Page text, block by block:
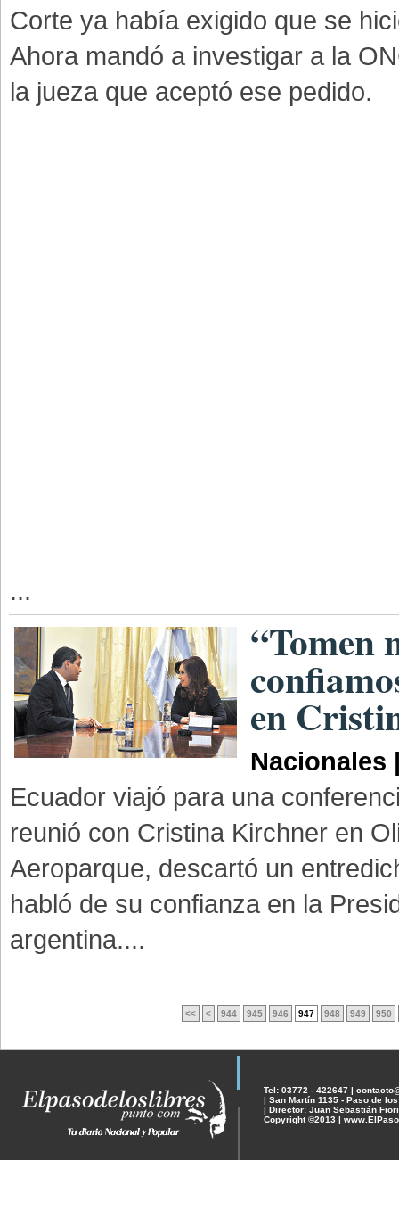
Corte ya había exigido que se
Ahora mandó a investigar a la
la jueza que aceptó ese pedido.
...
“Tomen
en
Nacionales
Ecuador viajó para una
reunió con Cristina Kirchner en
Aeroparque, descartó un
habló de su confianza en la
argentina....
<< < 944 945 946 947 948 949 950
Tel: 03772 - 422647 |
| San Martín 1135 - Paso de
| Director: Juan Sebastián Fiori
Copyright ©2013 |